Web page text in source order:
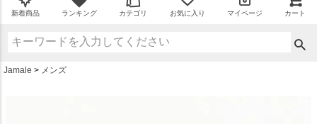
新着商品 ランキング カテゴリ お気に入り マイページ カート
Jamale メンズ